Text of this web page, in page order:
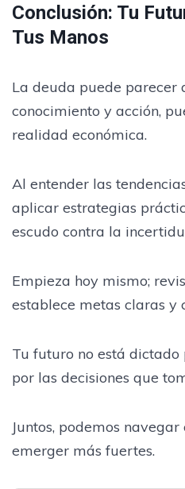
Conclusión: Tu
Tus Manos
La deuda puede parecer
conocimiento y acción,
realidad económica.
Al entender las
aplicar estrategias
escudo contra la
Empieza hoy mismo;
establece metas claras y
Tu futuro no está dictado
por las decisiones que
Juntos, podemos
emerger más fuertes.